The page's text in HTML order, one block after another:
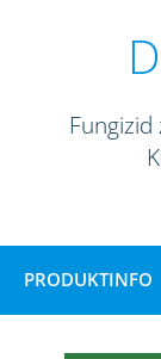
PRODUKTINFO